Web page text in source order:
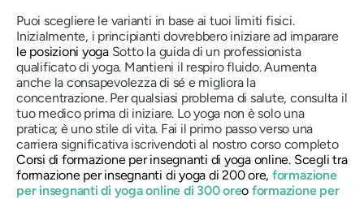
Puoi scegliere le varianti in base ai tuoi limiti fisici.
Inizialmente, i principianti dovrebbero iniziare ad imparare
le posizioni yoga Sotto la guida di un professionista
qualificato di yoga. Mantieni il respiro fluido. Aumenta
anche la consapevolezza di sé e migliora la
concentrazione. Per qualsiasi problema di salute, consulta il
tuo medico prima di iniziare. Lo yoga non è solo una
pratica; è uno stile di vita. Fai il primo passo verso una
carriera significativa iscrivendoti al nostro corso completo
Corsi di formazione per insegnanti di yoga online. Scegli tra
formazione per insegnanti di yoga di 200 ore, formazione
per insegnanti di yoga online di 300 oreo formazione per